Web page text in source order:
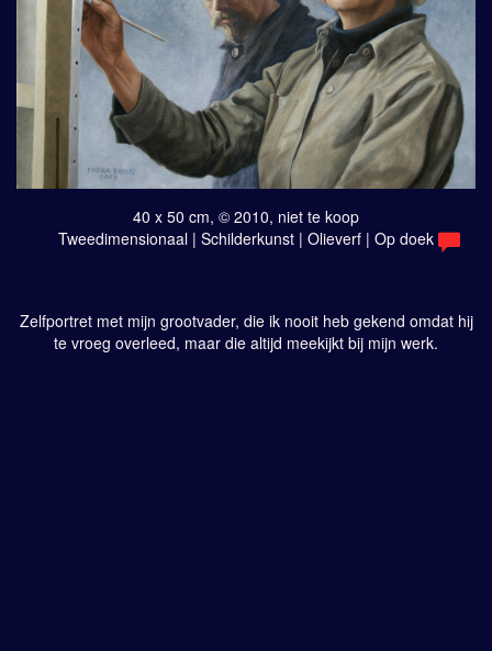
40 x 50 cm, © 2010, niet te koop
Tweedimensionaal | Schilderkunst | Olieverf | Op doek
Zelfportret met mijn grootvader, die ik nooit heb gekend omdat hij
te vroeg overleed, maar die altijd meekijkt bij mijn werk.